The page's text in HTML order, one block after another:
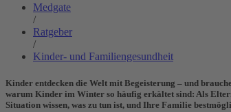
Medgate
/
Ratgeber
/
Kinder- und Familiengesundheit
Kinder entdecken die Welt mit Begeisterung – und
warum Kinder im Winter so häufig erkältet sind: Als
Situation wissen, was zu tun ist, und Ihre Familie